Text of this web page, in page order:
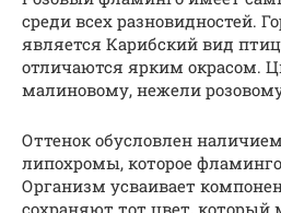
среди всех разновидностей.
является Карибский вид
отличаются ярким окрасом.
малиновому, нежели
Оттенок обусловлен
липохромы, которое
Организм усваивает
сохраняют тот цвет,